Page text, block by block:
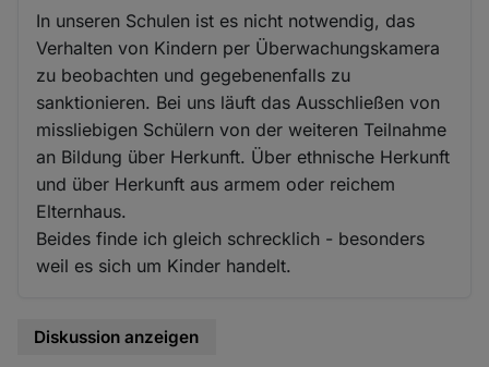
In unseren Schulen ist es nicht notwendig, das
Verhalten von Kindern per Überwachungskamera
zu beobachten und gegebenenfalls zu
sanktionieren. Bei uns läuft das Ausschließen von
missliebigen Schülern von der weiteren Teilnahme
an Bildung über Herkunft. Über ethnische Herkunft
und über Herkunft aus armem oder reichem
Elternhaus.
Beides finde ich gleich schrecklich - besonders
weil es sich um Kinder handelt.
Diskussion anzeigen